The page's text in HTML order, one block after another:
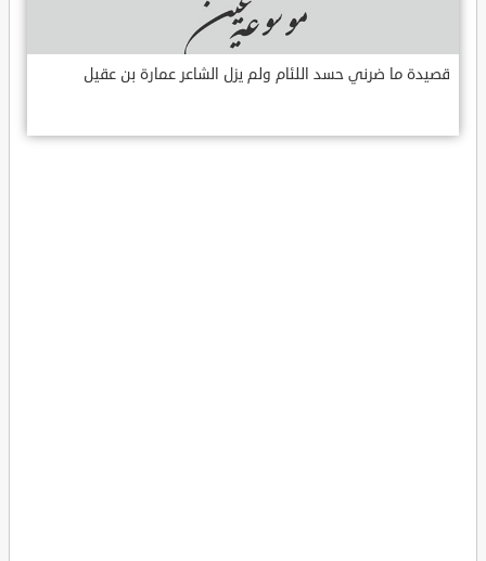
قصيدة ما ضرني حسد اللئام ولم يزل الشاعر عمارة بن عقيل